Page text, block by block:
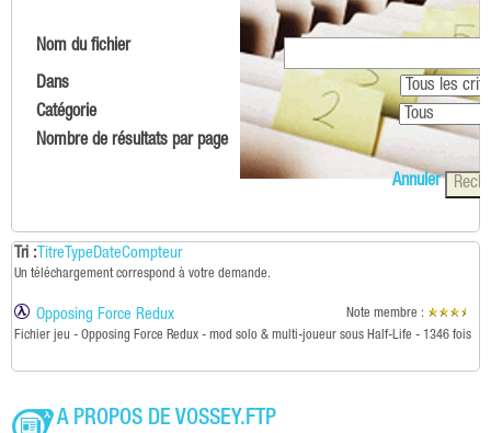
Nom du fichier
Dans
Catégorie
Nombre de résultats par page
Annuler
Tri : Titre TypeDateCompteur
Un téléchargement correspond à votre demande.
Note membre :
Opposing Force Redux
Fichier jeu - Opposing Force Redux - mod solo & multi-joueur sous Half-Life - 1346 fois
A PROPOS DE VOSSEY.FTP